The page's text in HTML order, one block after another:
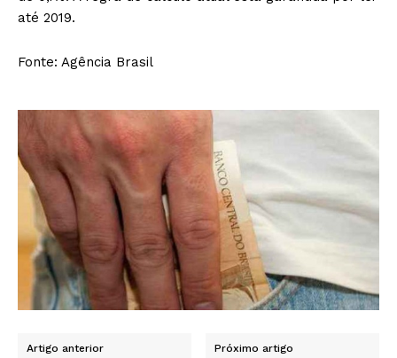
até 2019.
Fonte: Agência Brasil
Artigo anterior Próximo artigo